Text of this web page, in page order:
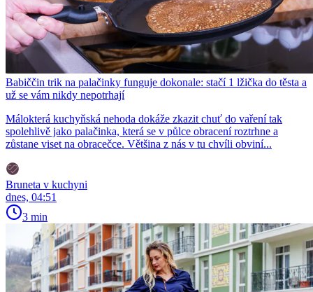
Babiččin trik na palačinky funguje dokonale: stačí 1 lžička do těsta a
už se vám nikdy nepotrhají
Málokterá kuchyňská nehoda dokáže zkazit chuť do vaření tak
spolehlivě jako palačinka, která se v půlce obracení roztrhne a
zůstane viset na obracečce. Většina z nás v tu chvíli obviní...
Bruneta v kuchyni
dnes, 04:51
3 min